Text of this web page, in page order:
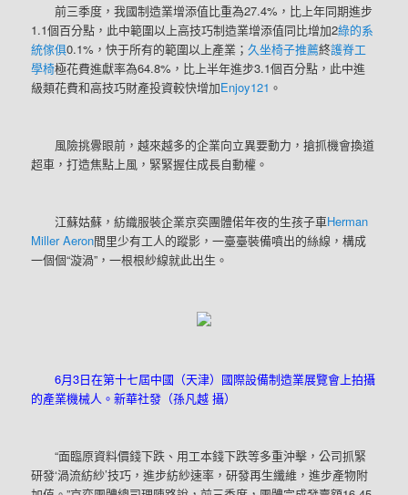
前三季度，我國制造業增添值比重為27.4%，比上年同期進步
1.1個百分點，此中範圍以上高技巧制造業增添值同比增加2綠的系
統傢俱0.1%，快于所有的範圍以上產業；久坐椅子推薦終護脊工
學椅極花費進獻率為64.8%，比上半年進步3.1個百分點，此中進
級類花費和高技巧財產投資較快增加Enjoy121 。
風險挑釁眼前，越來越多的企業向立異要動力，搶抓機會換道
超車，打造焦點上風，緊緊握住成長自動權。
江蘇姑蘇，紡織服裝企業京奕團體偌年夜的生孩子車Herman
Miller Aeron間里少有工人的蹤影，一臺臺裝備噴出的絲線，構成
一個個“漩渦”，一根根紗線就此出生。
6月3日在第十七屆中國（天津）國際設備制造業展覽會上拍攝
的產業機械人。新華社發（孫凡越 攝）
“面臨原資料價錢下跌、用工本錢下跌等多重沖擊，公司抓緊
研發‘渦流紡紗’技巧，進步紡紗速率，研發再生纖維，進步產物附